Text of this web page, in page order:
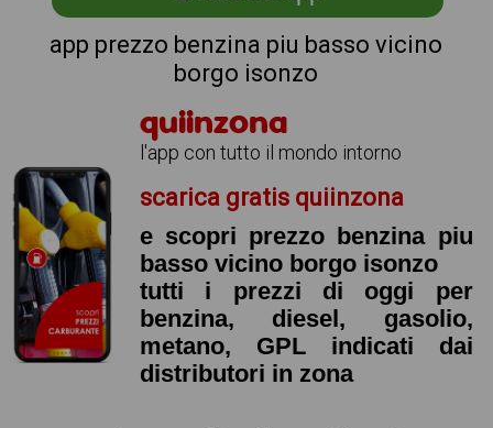
app prezzo benzina piu basso vicino
borgo isonzo
quiinzona
l'app con tutto il mondo intorno
scarica gratis quiinzona
e scopri prezzo benzina piu
basso vicino borgo isonzo
tutti i prezzi di oggi per
benzina, diesel, gasolio,
metano, GPL indicati dai
distributori in zona